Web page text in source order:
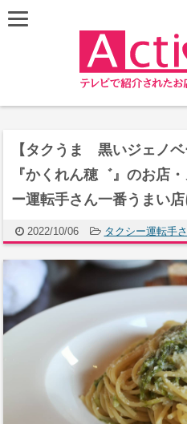
【タクうま 黒いジェノベ
『かくれん穂゛』のお店
ー運転手さん一番うまい店
2022/10/06 タクシー運転手